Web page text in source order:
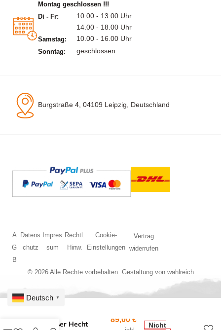
Montag geschlossen !!!
Di - Fr:
10.00 - 13.00 Uhr
14.00 - 18.00 Uhr
Samstag: 10.00 - 16.00 Uhr
Sonntag: geschlossen
Burgstraße 4, 04109 Leipzig, Deutschland
© 2026 Alle Rechte vorbehalten. Gestaltung von wahlreich
A
G
B
Datens
chutz
Impres
sum
Rechtl.
Hinw.
Cookie-
Einstellungen
Vertrag
widerrufen
BS Großer Hecht
89,00€
Nicht
Deutsch ▼